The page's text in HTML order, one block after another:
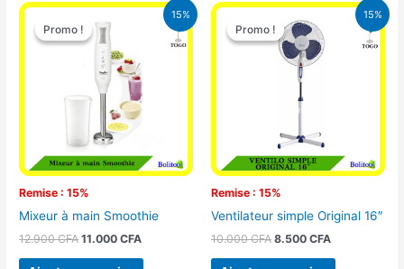
15%
Promo !
Remise : 15%
Promo !
Mixeur à main Smoothie
12.900CFA
Le
prix
initial
était :
12.900 CFA.
11.000CFA
Le
15%
Promo !
Remise : 15%
Promo !
Ventilateur simple Original 16″
10.000CFA
Le
prix
initial
était :
10.000 CFA.
8.500 CFA
Le